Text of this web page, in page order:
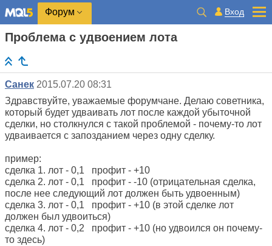
Форум Вход
Проблема с удвоением лота
Санек 2015.07.20 08:31
Здравствуйте, уважаемые форумчане. Делаю советника,
который будет удваивать лот после каждой убыточной
сделки, но столкнулся с такой проблемой - почему-то лот
удваивается с запозданием через одну сделку.
пример:
сделка 1. лот - 0,1 профит - +10
сделка 2. лот - 0,1 профит - -10 (отрицательная сделка,
после нее следующий лот должен быть удвоенным)
сделка 3. лот - 0,1 профит - +10 (в этой сделке лот
должен был удвоиться)
сделка 4. лот - 0,2 профит - +10 (но удвоился он почему-
то здесь)